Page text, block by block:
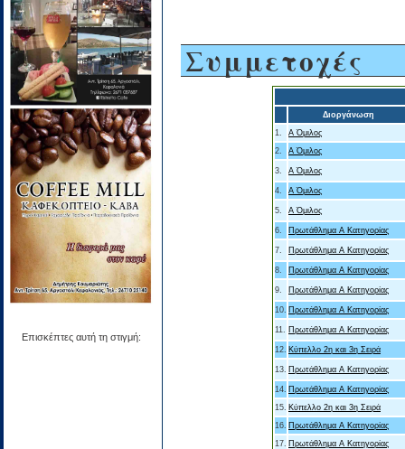
Επισκέπτες αυτή τη στιγμή:
Συμμετοχές
Διοργάνωση
1.
Α Όμιλος
2.
Α Όμιλος
3. Α Όμιλος
4. Α Όμιλος
5. Α Όμιλος
6. Πρωτάθλημα Α Κατηγορίας
7. Πρωτάθλημα Α Κατηγορίας
8. Πρωτάθλημα Α Κατηγορίας
9. Πρωτάθλημα Α Κατηγορίας
10. Πρωτάθλημα Α Κατηγορίας
11. Πρωτάθλημα Α Κατηγορίας
12. Κύπελλο 2η και 3η Σειρά
13. Πρωτάθλημα Α Κατηγορίας
14. Πρωτάθλημα Α Κατηγορίας
15. Κύπελλο 2η και 3η Σειρά
16. Πρωτάθλημα Α Κατηγορίας
17. Πρωτάθλημα Α Κατηγορίας